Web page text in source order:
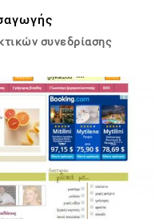
συνεδρίασης